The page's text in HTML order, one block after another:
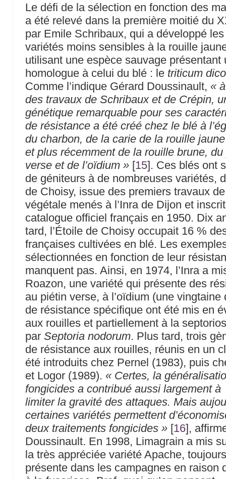
Le défi de la sélection en fonction des
a été relevé dans la première moitié du
par Emile Schribaux, qui a développé
variétés moins sensibles à la rouille
utilisant une espèce sauvage présentant
homologue à celui du blé : le triticum
Comme l’indique Gérard Doussinault, «
des travaux de Schribaux et de Crépin,
génétique remarquable pour ses
de résistance a été créé chez le blé à
du charbon, de la carie de la rouille
et plus récemment de la rouille brune,
verse et de l’oïdium » [15]. Ces blés ont
de géniteurs à de nombreuses variétés,
de Choisy, issue des premiers travaux
végétale menés à l’Inra de Dijon et
catalogue officiel français en 1950. Dix
tard, l’Étoile de Choisy occupait 16 %
françaises cultivées en blé. Les
sélectionnées en fonction de leur
manquent pas. Ainsi, en 1974, l’Inra a
Roazon, une variété qui présente des
au piétin verse, à l’oïdium (une vingtaine
de résistance spécifique ont été mis en
aux rouilles et partiellement à la
parSeptoria nodorum. Plus tard, trois
de résistance aux rouilles, réunis en un
été introduits chez Pernel (1983), puis
et Logor (1989). « Certes, la
fongicides a contribué aussi largement à
limiter la gravité des attaques. Mais
certaines variétés permettent
deux traitements fongicides » [16],
Doussinault. En 1998, Limagrain a mis
la très appréciée variété Apache,
présente dans les campagnes en raison